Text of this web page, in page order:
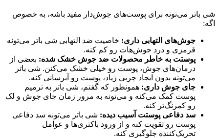
شی باتر می‌تونه برای پوست‌های جوش‌دار مفید باشه، به خصوص
اگه:
جوش‌های التهابی داری: خاصیت ضد التهابی شی باتر می‌تونه
قرمزی و درد جوش‌هات رو کم کنه.
پوستت به خاطر محصولات ضد جوش خشک شده: بعضی از
درمان‌های جوش، پوست رو خیلی خشک می‌کنن. شی باتر
می‌تونه بدون ایجاد چربی زیاد، پوست رو آبرسانی کنه.
جای جوش داری: همونطور که گفتم، شی باتر به ترمیم
پوست کمک می‌کنه و می‌تونه به مرور زمان جای جوش و لک
رو کمرنگ‌تر کنه.
سد دفاعی پوستت آسیب دیده: شی باتر می‌تونه سد دفاعی
پوست رو تقویت کنه و از ورود باکتری‌ها و عوامل
تحریک‌کننده جلوگیری کنه.